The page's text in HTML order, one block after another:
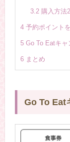
3.2購入方法2
4 予約ポイント
5 Go To Eatキャ
6 まとめ
Go To Eat